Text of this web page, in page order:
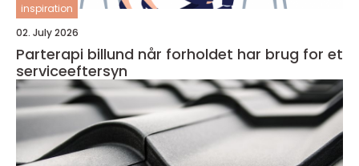
inspiration
02. July 2026
Parterapi billund når forholdet har brug for et
serviceeftersyn